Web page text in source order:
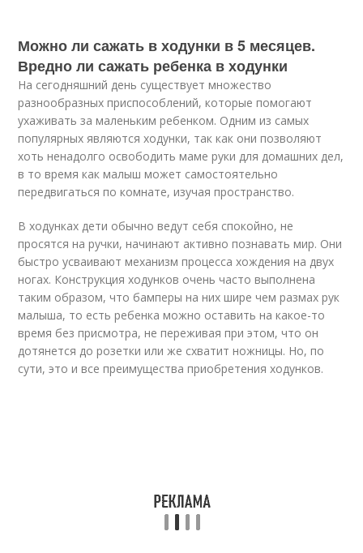
Можно ли сажать в ходунки в 5 месяцев.
Вредно ли сажать ребенка в ходунки
На сегодняшний день существует множество
разнообразных приспособлений, которые помогают
ухаживать за маленьким ребенком. Одним из самых
популярных являются ходунки, так как они позволяют
хоть ненадолго освободить маме руки для домашних дел,
в то время как малыш может самостоятельно
передвигаться по комнате, изучая пространство.
В ходунках дети обычно ведут себя спокойно, не
просятся на ручки, начинают активно познавать мир. Они
быстро усваивают механизм процесса хождения на двух
ногах. Конструкция ходунков очень часто выполнена
таким образом, что бамперы на них шире чем размах рук
малыша, то есть ребенка можно оставить на какое-то
время без присмотра, не переживая при этом, что он
дотянется до розетки или же схватит ножницы. Но, по
сути, это и все преимущества приобретения ходунков.